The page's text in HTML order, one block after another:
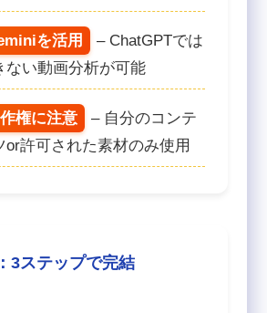
を活用
– ChatGPTでは
ない動画分析が可能
権に注意
– 自分のコンテ
or許可された素材のみ使用
3ステップで完結